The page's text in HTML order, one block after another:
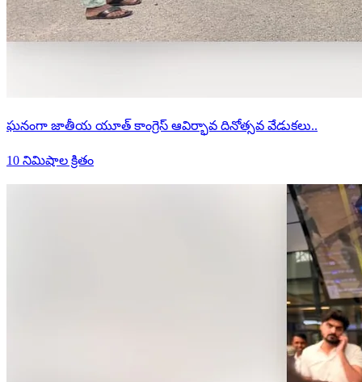
ఘనంగా జాతీయ యూత్ కాంగ్రెస్ ఆవిర్భావ దినోత్సవ వేడుకలు..
10 నిమిషాల క్రితం